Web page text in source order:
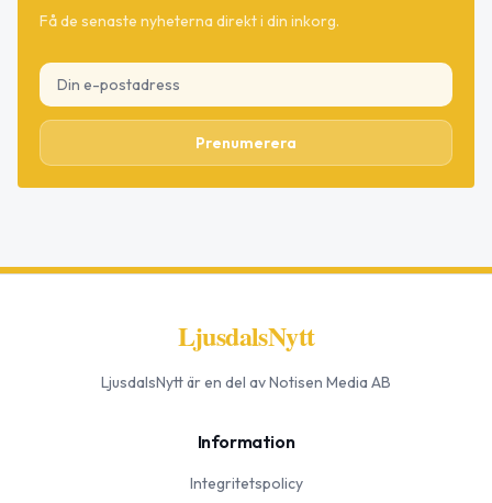
Få de senaste nyheterna direkt i din inkorg.
Prenumerera
LjusdalsNytt
LjusdalsNyttär en del av Notisen Media AB
Information
Integritetspolicy